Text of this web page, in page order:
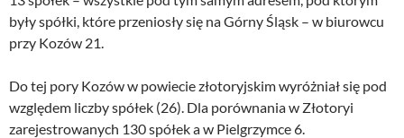
były spółki, które przeniosły się na Górny Śląsk – w biurowcu
przy Kozów 21.
Do tej pory Kozów w powiecie złotoryjskim wyróżniał się pod
względem liczby spółek (26). Dla porównania w Złotoryi
zarejestrowanych 130 spółek a w Pielgrzymce 6.